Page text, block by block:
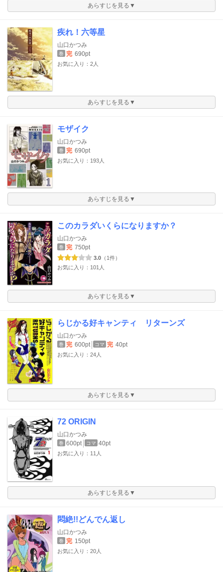
あらすじを見る▼
疾れ！六等星
山口かつみ
巻 完 690pt
お気に入り：2人
あらすじを見る▼
モザイク
山口かつみ
巻 完 690pt
お気に入り：193人
あらすじを見る▼
このカラダいくらになりますか？
山口かつみ
巻 完 750pt
3.0 （1件）
お気に入り：101人
あらすじを見る▼
らじかる好キャンティ リターンズ
山口かつみ
巻 完 600pt コマ 完 40pt
お気に入り：24人
あらすじを見る▼
72 ORIGIN
山口かつみ
巻 600pt コマ 40pt
お気に入り：11人
あらすじを見る▼
悶絶!!どんでん返し
山口かつみ
巻 完 150pt
お気に入り：20人